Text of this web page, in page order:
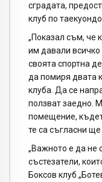
сградата,
клуб по
„Показал съм, че
им давали
своята спортна
да помиря двата
клуба. Да се
ползват заедно.
помещение,
те са съгласни ще
„Важното е да не
състезатели,
Боксов клуб